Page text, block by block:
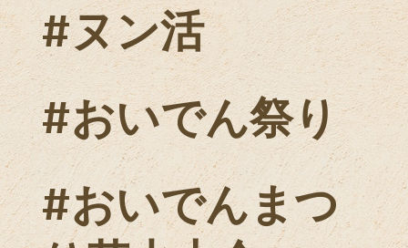
#ヌン活
#おいでん祭り
#おいでんまつ